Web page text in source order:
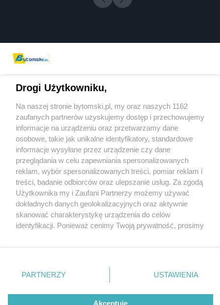
2 / 0
Wydawca mediów lokalnych
Nie zapomnij
zapoznać się z:
polityką prywatności regulamin korzystania z portali
Twojemiasto
Piekary Śląskie
Chorzów
Tarnowskie Góry
Gliwice
Skontakuj sięz nami
Kontakt
Wydawca
Pogoda
Drogi Użytkowniku,
Na naszej stronie bytomski.pl, my oraz naszych 1162
zaufanych partnerów uzyskujemy dostęp i przechowujemy
informacje na urządzeniu oraz przetwarzamy dane
osobowe, takie jak unikalne identyfikatory, standardowe
informacje wysyłane przez urządzenie czy dane
przeglądania w celu zapewniania spersonalizowanych
reklam, wybór spersonalizowanych treści, pomiar reklam i
treści, badanie odbiorców oraz ulepszanie usług. Za zgodą
Użytkownika my i Zaufani Partnerzy możemy używać
dokładnych danych geolokalizacyjnych oraz aktywnie
skanować charakterystykę urządzenia do celów
identyfikacji. Ponieważ cenimy Twoją prywatność, prosimy
prywatności znajdujący się w lewym dolnym rogu strony
. Niektóre rodzaje przetwarzania danych nie wymagają
zgody użytkownika, ale masz prawo sprzeciwić się
takiemu przetwarzaniu. Preferencje będą miały
PARTNERZY USTAWIENIA
Akceptuję